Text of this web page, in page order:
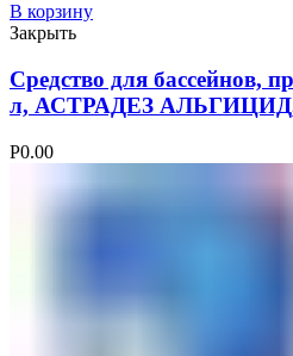
В корзину
Закрыть
Средство для бассейнов,
л, АСТРАДЕЗ АЛЬГИЦИД,
Р0.00